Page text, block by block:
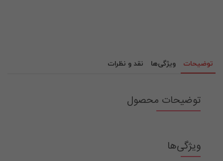
توضیحات ویژگی‌ها نقد و نظرات
توضیحات محصول
ویژگی‌ها